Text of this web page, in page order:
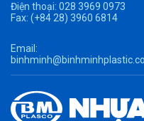
Điện thoại: 028 3969 0973
Fax: (+84 28) 3960 6814
Email: